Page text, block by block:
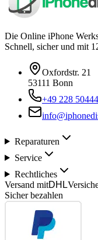
Die Online iPhone
Schnell, sicher und mit
Oxfordstr. 21
53111 Bonn
+49 228
Reparaturen
Service
Rechtliches
Versand mitDHL
Sicher bezahlen